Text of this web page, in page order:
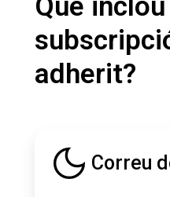
Què
adherit?
Correu